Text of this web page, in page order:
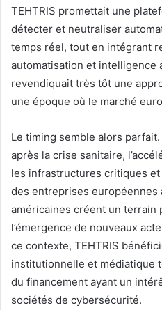
TEHTRIS promettait une
détecter et neutraliser
temps réel, tout en intégrant
automatisation et intelligence
revendiquait très tôt une
une époque où le marché
Le timing semble alors
après la crise sanitaire,
les infrastructures critiques
des entreprises européennes
américaines créent un
l’émergence de nouveaux
ce contexte, TEHTRIS
institutionnelle et médiatique
du financement ayant un
sociétés de cybersécurité.